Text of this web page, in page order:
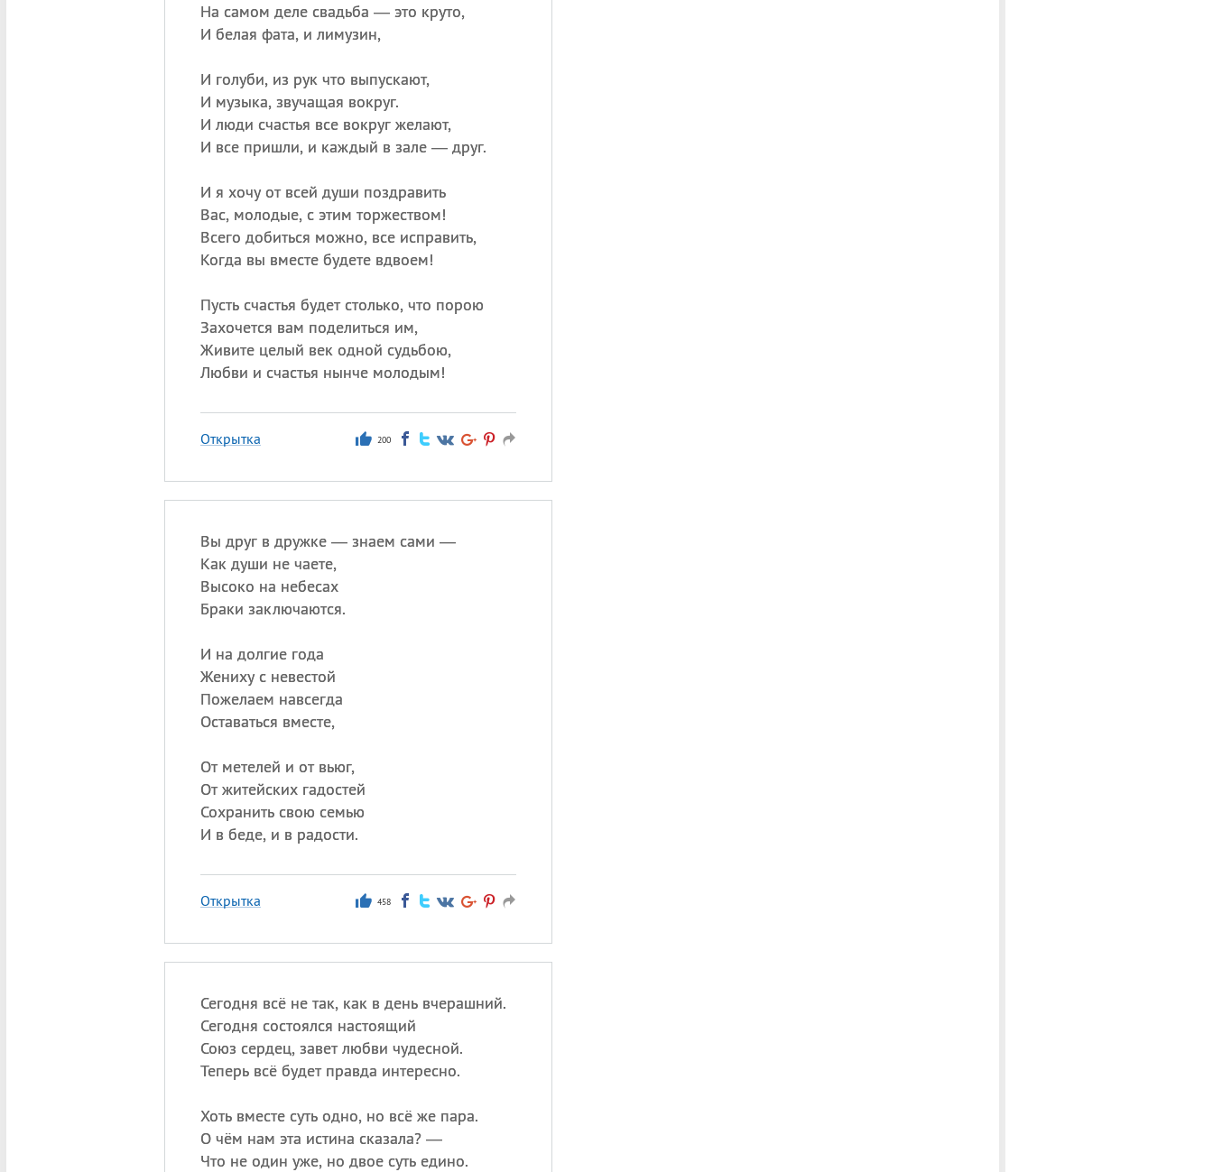
На самом деле свадьба — это круто,
И белая фата, и лимузин,
И голуби, из рук что выпускают,
И музыка, звучащая вокруг.
И люди счастья все вокруг желают,
И все пришли, и каждый в зале — друг.
И я хочу от всей души поздравить
Вас, молодые, с этим торжеством!
Всего добиться можно, все исправить,
Когда вы вместе будете вдвоем!
Пусть счастья будет столько, что порою
Захочется вам поделиться им,
Живите целый век одной судьбою,
Любви и счастья нынче молодым!
Открытка 200
Вы друг в дружке — знаем сами —
Как души не чаете,
Высоко на небесах
Браки заключаются.
И на долгие года
Жениху с невестой
Пожелаем навсегда
Оставаться вместе,
От метелей и от вьюг,
От житейских гадостей
Сохранить свою семью
И в беде, и в радости.
Открытка 458
Сегодня всё не так, как в день вчерашний.
Сегодня состоялся настоящий
Союз сердец, завет любви чудесной.
Теперь всё будет правда интересно.
Хоть вместе суть одно, но всё же пара.
О чём нам эта истина сказала? —
Что не один уже, но двое суть едино.